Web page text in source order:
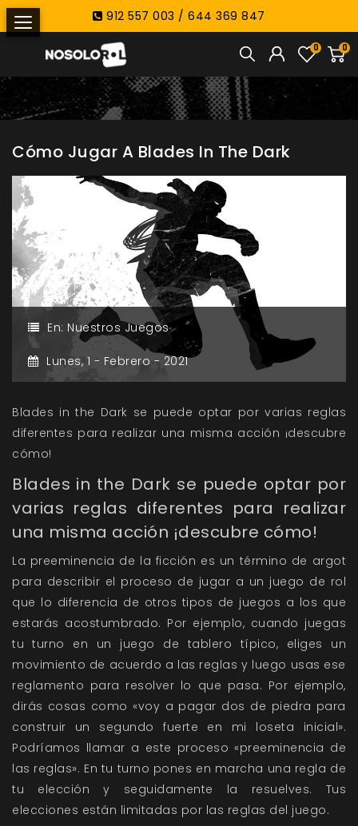
912 557 003 / 644 369 847
0
0
Cómo Jugar A Blades In The Dark
En: Nuestros Juegos
Lunes, 1 - Febrero - 2021
Blades in the Dark se puede optar por varias reglas
diferentes para realizar una misma acción ¡descubre
cómo!
Blades in the Dark se puede optar por
varias reglas diferentes para realizar
una misma acción ¡descubre cómo!
La preeminencia de la ficción es un término de argot
para describir el proceso de jugar a un juego de rol
que lo diferencia de otros tipos de juegos a los que
estarás acostumbrado. Por ejemplo, cuando juegas
tu turno en un juego de tablero típico, eliges un
movimiento de acuerdo a las reglas y luego usas ese
reglamento para resolver lo que pasa. Por ejemplo,
dirás cosas como «voy a pagar dos de piedra para
construir un segundo fuerte en mi loseta inicial».
Podríamos llamar a este proceso «preeminencia de
las reglas». En tu turno pones en marcha una regla de
tu elección y seguidamente la resuelves. Tus
elecciones están limitadas por las reglas del juego.